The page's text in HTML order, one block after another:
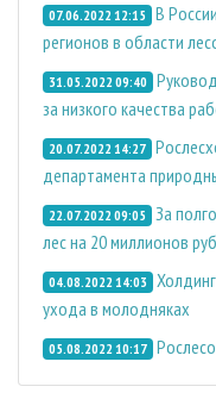
07.06.2022 12:15 В
регионов в области
31.05.2022 09:40
за низкого качества
20.07.2022 14:27
департамента
22.07.2022 09:05 За
лес на 20 миллионов
04.08.2022 14:03
ухода в молодняках
05.08.2022 10:17